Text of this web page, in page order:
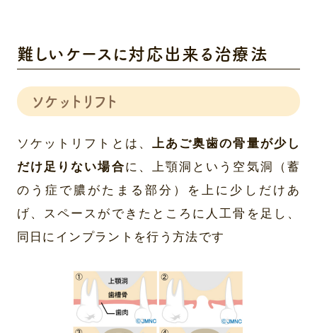
難しいケースに対応出来る治療法
ソケットリフト
ソケットリフトとは、
上あご奥歯の骨量が少し
だけ足りない場合に、上顎洞という空気洞（蓄
のう症で膿がたまる部分）を上に少しだけあ
げ、スペースができたところに人工骨を足し、
同日にインプラントを行う方法です